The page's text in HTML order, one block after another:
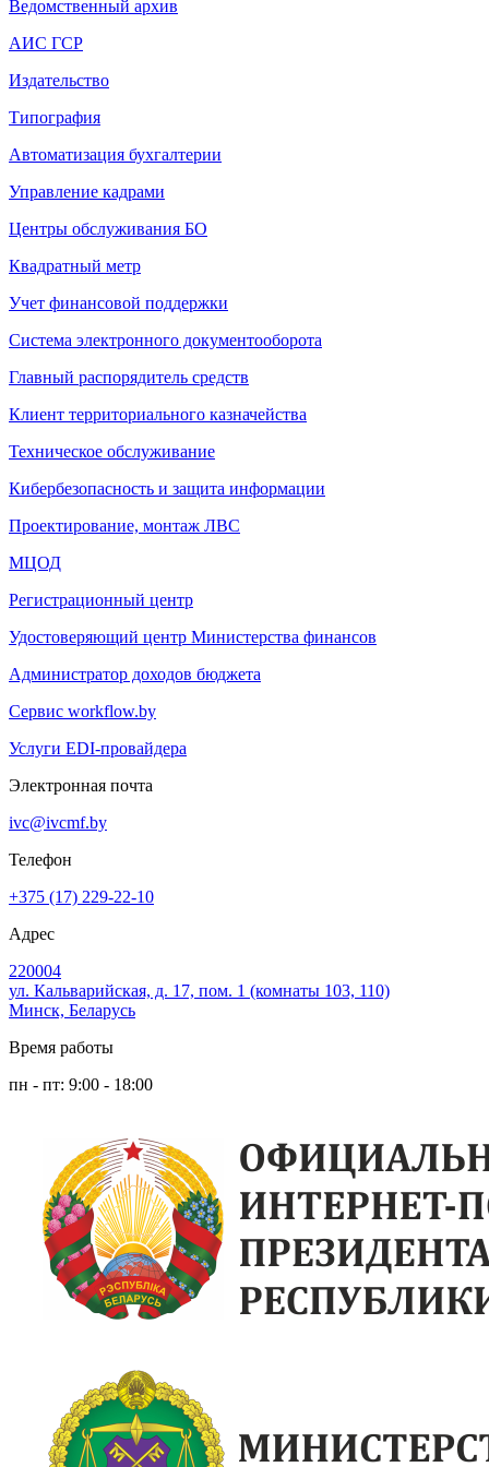
Ведомственный архив
АИС ГСР
Издательство
Типография
Автоматизация бухгалтерии
Управление кадрами
Центры обслуживания БО
Квадратный метр
Учет финансовой поддержки
Система электронного документооборота
Главный распорядитель средств
Клиент территориального казначейства
Техническое обслуживание
Кибербезопасность и защита информации
Проектирование, монтаж ЛВС
МЦОД
Регистрационный центр
Удостоверяющий центр Министерства финансов
Администратор доходов бюджета
Сервис workflow.by
Услуги EDI-провайдера
Электронная почта
ivc@ivcmf.by
Телефон
+375 (17) 229-22-10
Адрес
220004
ул. Кальварийская, д. 17, пом. 1 (комнаты 103, 110)
Минск, Беларусь
Время работы
пн - пт: 9:00 - 18:00